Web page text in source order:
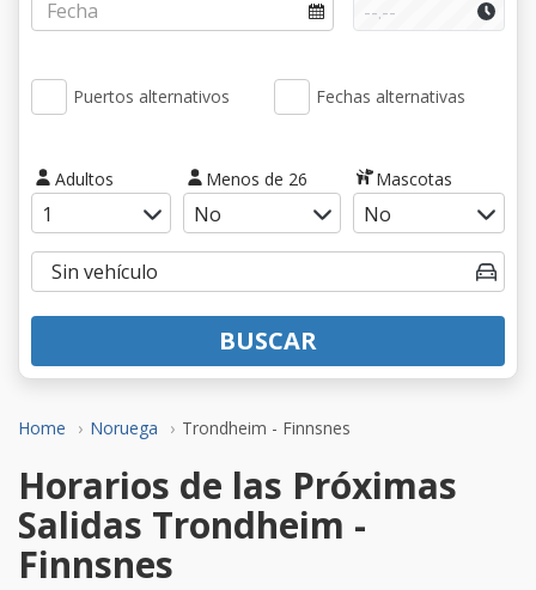
Home Noruega Trondheim - Finnsnes
Puertos alternativos Fechas alternativas
Adultos Menos de 26 Mascotas
BUSCAR
Horarios de las Próximas
Salidas Trondheim -
Finnsnes